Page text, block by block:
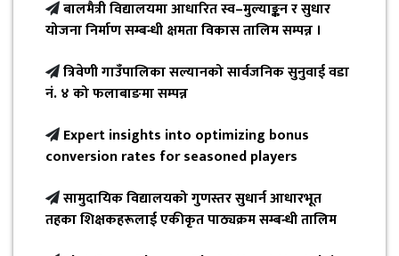
बालमैत्री विद्यालयमा आधारित स्व–मुल्याङ्कन र सुधार
योजना निर्माण सम्बन्धी क्षमता विकास तालिम सम्पन्न ।
त्रिवेणी गाउँपालिका सल्यानको सार्वजनिक सुनुवाई वडा
नं. ४ को फलाबाङमा सम्पन्न
Expert insights into optimizing bonus
conversion rates for seasoned players
सामुदायिक विद्यालयको गुणस्तर सुधार्न आधारभूत
तहका शिक्षकहरूलाई एकीकृत पाठ्यक्रम सम्बन्धी तालिम